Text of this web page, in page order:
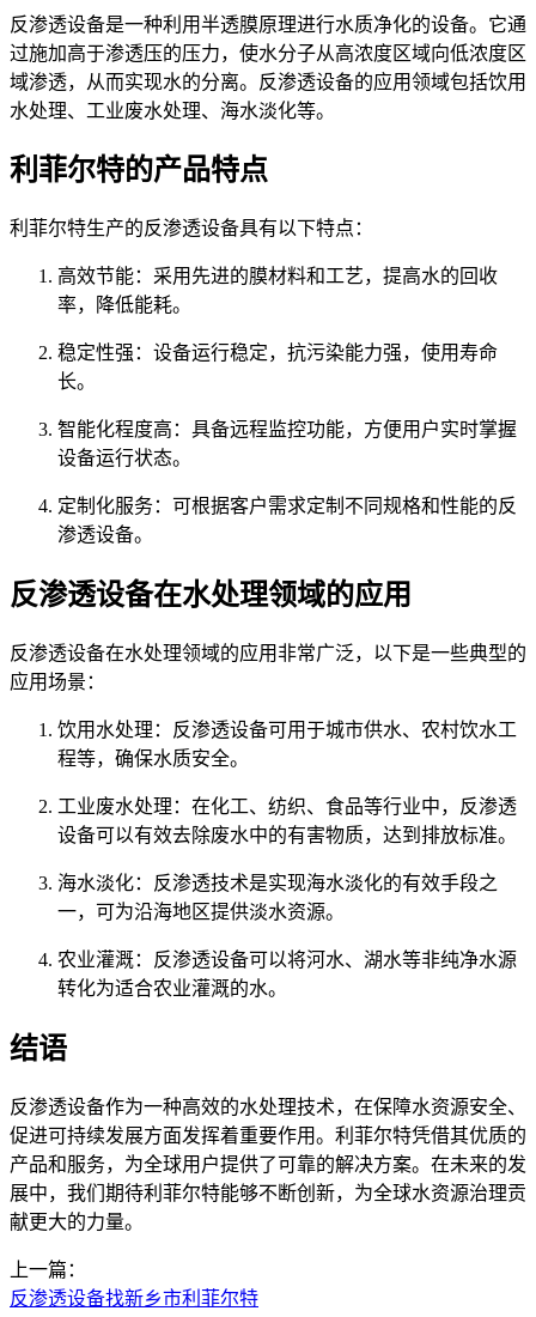
反渗透设备是一种利用半透膜原理进行水质净化的设备。它通
过施加高于渗透压的压力，使水分子从高浓度区域向低浓度区
域渗透，从而实现水的分离。反渗透设备的应用领域包括饮用
水处理、工业废水处理、海水淡化等。
利菲尔特的产品特点
利菲尔特生产的反渗透设备具有以下特点：
高效节能：采用先进的膜材料和工艺，提高水的回收
率，降低能耗。
稳定性强：设备运行稳定，抗污染能力强，使用寿命
长。
智能化程度高：具备远程监控功能，方便用户实时掌握
设备运行状态。
定制化服务：可根据客户需求定制不同规格和性能的反
渗透设备。
反渗透设备在水处理领域的应用
反渗透设备在水处理领域的应用非常广泛，以下是一些典型的
应用场景：
饮用水处理：反渗透设备可用于城市供水、农村饮水工
程等，确保水质安全。
工业废水处理：在化工、纺织、食品等行业中，反渗透
设备可以有效去除废水中的有害物质，达到排放标准。
海水淡化：反渗透技术是实现海水淡化的有效手段之
一，可为沿海地区提供淡水资源。
农业灌溉：反渗透设备可以将河水、湖水等非纯净水源
转化为适合农业灌溉的水。
结语
反渗透设备作为一种高效的水处理技术，在保障水资源安全、
促进可持续发展方面发挥着重要作用。利菲尔特凭借其优质的
产品和服务，为全球用户提供了可靠的解决方案。在未来的发
展中，我们期待利菲尔特能够不断创新，为全球水资源治理贡
献更大的力量。
上一篇：
反渗透设备找新乡市利菲尔特